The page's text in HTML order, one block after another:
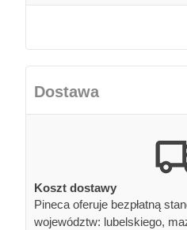
Dostawa
Koszt dostawy
Pineca oferuje bezpłatną
województw: lubelskiego,